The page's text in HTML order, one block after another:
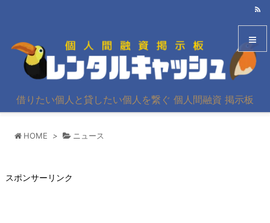
借りたい個人と貸したい個人を繋ぐ 個人間融資 掲示板
HOME > ニュース
スポンサーリンク